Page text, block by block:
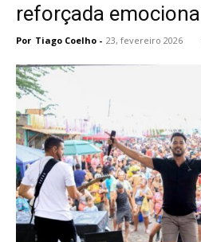
reforçada
Por Tiago Coelho - 23, fevereiro 2026